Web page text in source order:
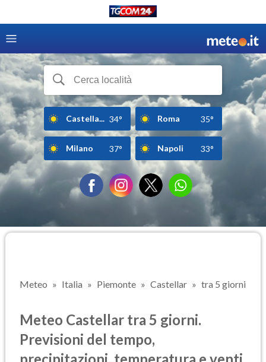
Castella... 34° Roma 35°
Milano 37° Napoli 33°
Meteo Italia Piemonte Castellar tra 5 giorni
Meteo Castellar tra 5 giorni.
Previsioni del tempo,